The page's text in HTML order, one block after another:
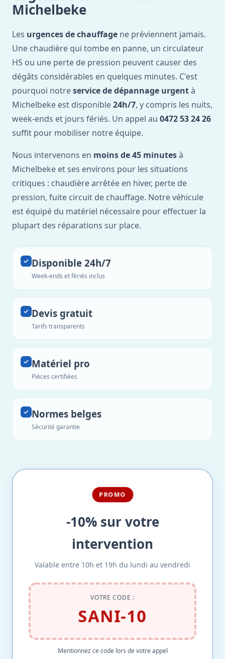
Michelbeke
Les urgences de chauffage ne préviennent jamais.
Une chaudière qui tombe en panne, un circulateur
HS ou une perte de pression peuvent causer des
dégâts considérables en quelques minutes. C'est
pourquoi notreservice de dépannage urgentà
Michelbeke est disponible24h/7, y compris les nuits,
week-ends et jours fériés. Un appel au 0472 53 24 26
suffit pour mobiliser notre équipe.
Nous intervenons en moins de 45 minutesà
Michelbeke et ses environs pour les situations
critiques : chaudière arrêtée en hiver, perte de
pression, fuite circuit de chauffage. Notre véhicule
est équipé du matériel nécessaire pour effectuer la
plupart des réparations sur place.
Disponible 24h/7
Week-ends et fériés inclus
Devis gratuit
Tarifs transparents
Matériel pro
Pièces certifiées
Normes belges
Sécurité garantie
PROMO
-10% sur votre
intervention
Valable entre 10h et 19h du lundi au vendredi
VOTRE CODE :
SANI-10
Mentionnez ce code lors de votre appel